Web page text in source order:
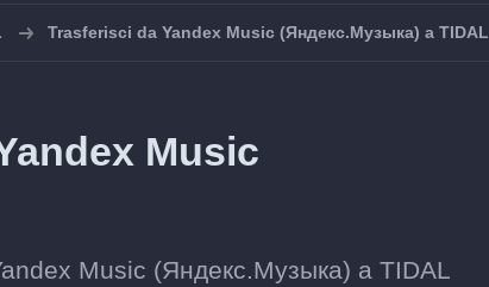
Trasferisci da Yandex Music (Яндекс.Музыка) a TIDAL
Music
Music (Яндекс.Музыка) a TIDAL